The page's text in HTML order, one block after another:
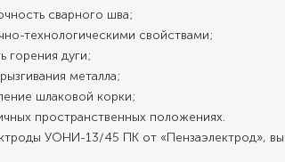
сварного шва;
технологическими свойствами;
горения дуги;
металла;
шлаковой корки;
пространственных положениях.
УОНИ-13/45 ПК от «Пензаэлектрод», вы